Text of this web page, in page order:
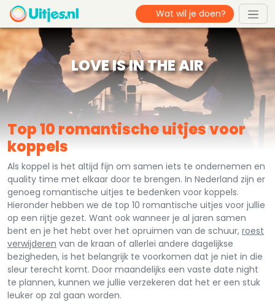
LOVE IS IN THE AIR
Top 10 romantische uitjes voor
koppels
Als koppel is het altijd fijn om samen iets te ondernemen en
quality time met elkaar door te brengen. In Nederland zijn er
genoeg romantische uitjes te bedenken voor koppels.
Hieronder hebben we de top 10 romantische uitjes voor jullie
op een rijtje gezet. Want ook wanneer je al jaren samen
bent en je het hebt over het opruimen van de schuur, roest
verwijderen van de kraan of allerlei andere dagelijkse
bezigheden, is het belangrijk te voorkomen dat je niet in die
sleur terecht komt. Door maandelijks een vaste date night
te plannen, kunnen we jullie verzekeren dat het er een stuk
leuker op zal gaan worden.